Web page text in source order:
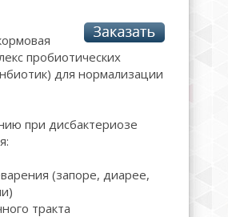
пробиотических
для нормализации
при дисбактериозе
(запоре, диарее,
тракта